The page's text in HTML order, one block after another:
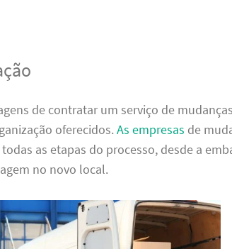
de contratar um serviço de
oferecidos.As empresas de
as etapas do processo, desde a
no novo local.